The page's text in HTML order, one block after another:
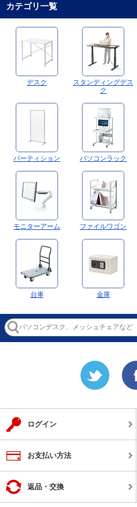
カテゴリ一覧
デスク
スタンディングデス
ク
パーティション パソコンラック
モニターアーム ファイルワゴン
台車 金庫
ログイン
お支払い方法
返品・交換